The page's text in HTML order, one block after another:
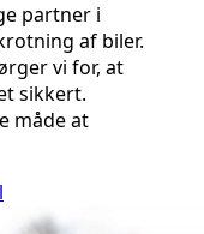
partner i
af biler.
vi for, at
sikkert.
måde at